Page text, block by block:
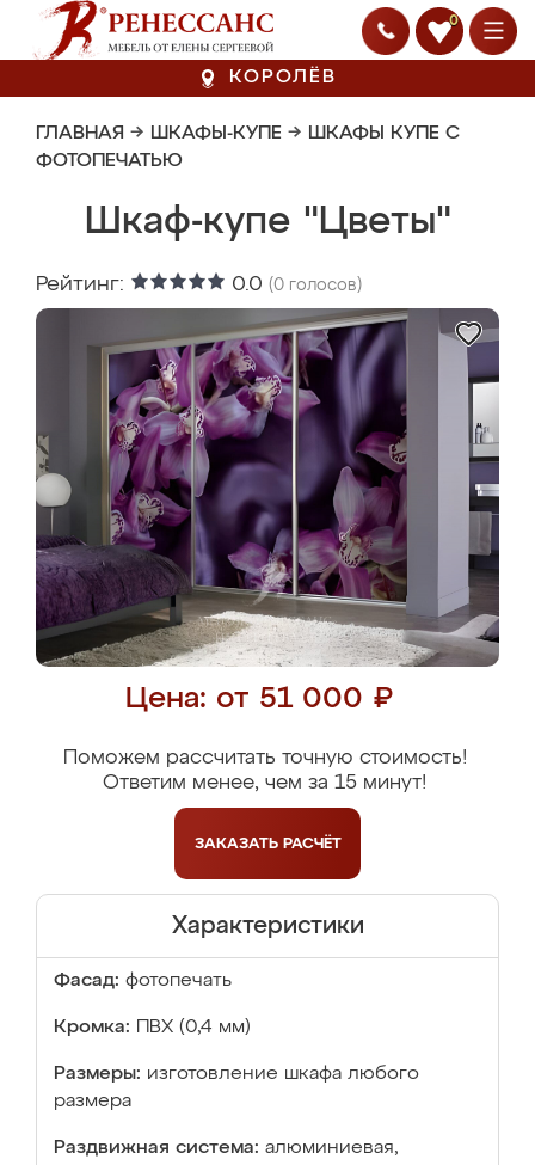
0
КОРОЛЁВ
ГЛАВНАЯ → ШКАФЫ-КУПЕ → ШКАФЫ КУПЕ С
ФОТОПЕЧАТЬЮ
Шкаф-купе "Цветы"
Рейтинг: 0.0 (0 голосов)
Цена: от 51 000 ₽
Поможем рассчитать точную стоимость!
Ответим менее, чем за 15 минут!
ЗАКАЗАТЬ РАСЧЁТ
Характеристики
Фасад: фотопечать
Кромка: ПВХ (0,4 мм)
Размеры: изготовление шкафа любого
размера
Раздвижная система: алюминиевая,